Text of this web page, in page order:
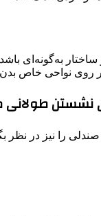
و ساختار
بر روی نواحی خاص
صندلی را نیز در